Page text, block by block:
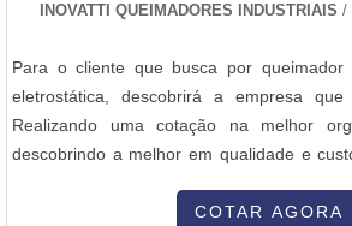
INOVATTI QUEIMADORES INDUSTRIAIS /
Para o cliente que busca por
eletrostática, descobrirá a empresa
Realizando uma cotação na melhor
descobrindo a melhor em qualidade e
ELETROSTÁTICAQuem procura por
COTAR AGORA